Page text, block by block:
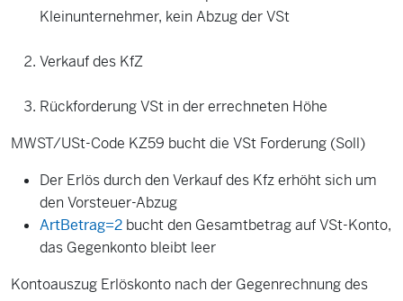
Kleinunternehmer, kein Abzug der VSt
Verkauf des KfZ
Rückforderung VSt in der errechneten Höhe
MWST/USt-Code KZ59 bucht die VSt Forderung (Soll)
Der Erlös durch den Verkauf des Kfz erhöht sich um
den Vorsteuer-Abzug
ArtBetrag=2 bucht den Gesamtbetrag auf VSt-Konto,
das Gegenkonto bleibt leer
Kontoauszug Erlöskonto nach der Gegenrechnung des